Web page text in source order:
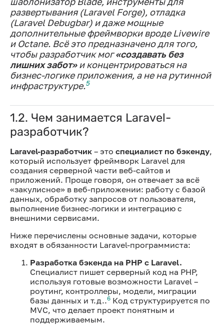
развертывания (Laravel Forge), отладка
(Laravel Debugbar) и даже мощные
дополнительные фреймворки вроде Livewire
и Octane. Всё это предназначено для того,
чтобы разработчик мог«создавать без
лишних забот»и концентрироваться на
бизнес-логике приложения, а не на рутинной
инфраструктуре.5
1.2. Чем занимается Laravel-
разработчик?
Laravel-разработчик – это специалист по бэкенду,
который использует фреймворк Laravel для
создания серверной части веб-сайтов и
приложений. Проще говоря, он отвечает за всё
«закулисное» в веб-приложении: работу с базой
данных, обработку запросов от пользователя,
выполнение бизнес-логики и интеграцию с
внешними сервисами.
Ниже перечислены основные задачи, которые
входят в обязанности Laravel-программиста:
Разработка бэкенда на PHP с Laravel.
Специалист пишет серверный код на PHP,
используя готовые возможности Laravel –
роутинг, контроллеры, модели, миграции
базы данных и т.д..6 Код структурируется по
MVC, что делает проект понятным и
поддерживаемым.